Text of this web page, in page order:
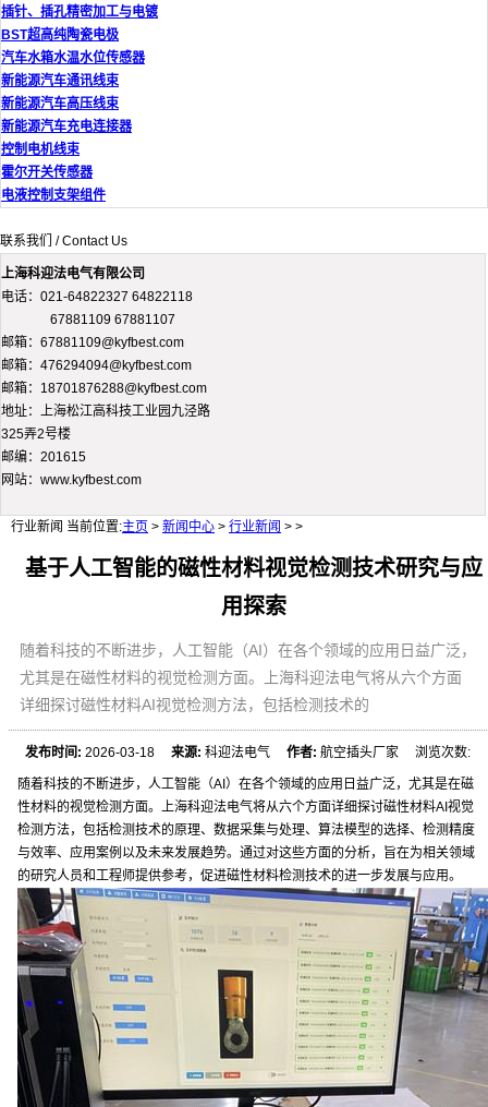
插针、插孔精密加工与电镀
BST超高纯陶瓷电极
汽车水箱水温水位传感器
新能源汽车通讯线束
新能源汽车高压线束
新能源汽车充电连接器
控制电机线束
霍尔开关传感器
电液控制支架组件
联系我们 / Contact Us
上海科迎法电气有限公司
电话：021-64822327 64822118
67881109 67881107
邮箱：67881109@kyfbest.com
邮箱：476294094@kyfbest.com
邮箱：18701876288@kyfbest.com
地址：上海松江高科技工业园九泾路
325弄2号楼
邮编：201615
网站：www.kyfbest.com
行业新闻 当前位置:主页 > 新闻中心 > 行业新闻 > >
基于人工智能的磁性材料视觉检测技术研究与应
用探索
随着科技的不断进步，人工智能（AI）在各个领域的应用日益广泛，
尤其是在磁性材料的视觉检测方面。上海科迎法电气将从六个方面
详细探讨磁性材料AI视觉检测方法，包括检测技术的
发布时间: 2026-03-18来源: 科迎法电气作者: 航空插头厂家 浏览次数:
随着科技的不断进步，人工智能（AI）在各个领域的应用日益广泛，尤其是在磁
性材料的视觉检测方面。上海科迎法电气将从六个方面详细探讨磁性材料AI视觉
检测方法，包括检测技术的原理、数据采集与处理、算法模型的选择、检测精度
与效率、应用案例以及未来发展趋势。通过对这些方面的分析，旨在为相关领域
的研究人员和工程师提供参考，促进磁性材料检测技术的进一步发展与应用。